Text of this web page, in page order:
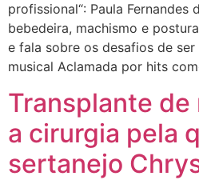
profissional“: Paula Fernandes
bebedeira, machismo e
e fala sobre os desafios de ser
musical Aclamada por hits
Transplante de
a cirurgia pela
sertanejo